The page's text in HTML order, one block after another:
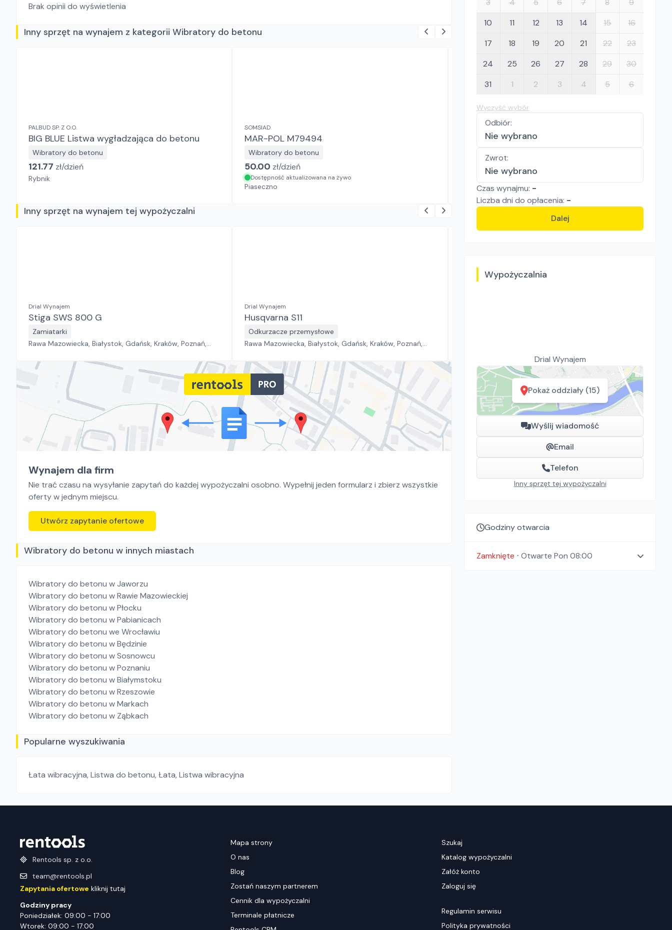
3
4 5 6 7 8
9
10
11 12 13 14 15
16
17
18 19 20 21 22
23
24
25 26 27 28 29
30
31
1 2 3 4 5 6
Wyczyść wybór
Odbiór:
Nie wybrano
Zwrot:
Nie wybrano
Czas wynajmu: -
Liczba dni do opłacenia: -
Dalej
Wypożyczalnia
Drial Wynajem
Pokaż oddziały (15)
Wyślij wiadomość
Email
Telefon
Inny sprzęt tej wypożyczalni
Godziny otwarcia
Zamknięte ⋅ Otwarte Pon 08:00
Brak opinii do wyświetlenia
Inny sprzęt na wynajem z kategorii Wibratory do betonu
PALBUD SP. Z O.O.
BIG BLUE Listwa wygładzająca do betonu
Wibratory do betonu
121.77 zł/dzień
Rybnik
SOMSIAD
MAR-POL M79494
Wibratory do betonu
50.00 zł/dzień
Dostępność aktualizowana na żywo
Piaseczno
"WŁODEK" Wypożyczalnia Sprzętu Budowlanego i Ogrodniczego
ENAR DINGO
90.00zł/ dzień
Dostępność aktualizowana na żywo
Niepołomice
Inny sprzęt na wynajem tej wypożyczalni
Drial Wynajem
Stiga SWS 800 G
Zamiatarki
Rawa Mazowiecka, Białystok, Gdańsk, Kraków, Poznań,
Płock, Jawor, Pabianice, Suchy Las, Zielona Góra
Drial Wynajem
Husqvarna S11
Odkurzacze przemysłowe
Rawa Mazowiecka, Białystok, Gdańsk, Kraków, Poznań,
Płock, Jawor, Pabianice, Suchy Las, Zielona Góra
Płock, Jawor, Pabianice, Suchy Las, Zielona Góra
Wynajem dla firm
Nie trać czasu na wysyłanie zapytań do każdej wypożyczalni osobno. Wypełnij jeden formularz i zbierz wszystkie
oferty w jednym miejscu.
Utwórz zapytanie ofertowe
Wibratory do betonu w innych miastach
Wibratory do betonu w Jaworzu
Wibratory do betonu w Rawie Mazowieckiej
Wibratory do betonu w Płocku
Wibratory do betonu w Pabianicach
Wibratory do betonu we Wrocławiu
Wibratory do betonu w Będzinie
Wibratory do betonu w Sosnowcu
Wibratory do betonu w Poznaniu
Wibratory do betonu w Białymstoku
Wibratory do betonu w Rzeszowie
Wibratory do betonu w Markach
Wibratory do betonu w Ząbkach
Popularne wyszukiwania
Łata wibracyjna,Listwa do betonu,Łata,Listwa wibracyjna
Rentools sp. z o.o.
team@rentools.pl
Zapytania ofertowe kliknij tutaj
Godziny pracy
Poniedziałek: 09:00 - 17:00
Wtorek: 09:00 - 17:00
Mapa strony
O nas
Blog
Zostań naszym partnerem
Cennik dla wypożyczalni
Terminale płatnicze
Szukaj
Katalog wypożyczalni
Załóż konto
Zaloguj się
Regulamin serwisu
Polityka prywatności